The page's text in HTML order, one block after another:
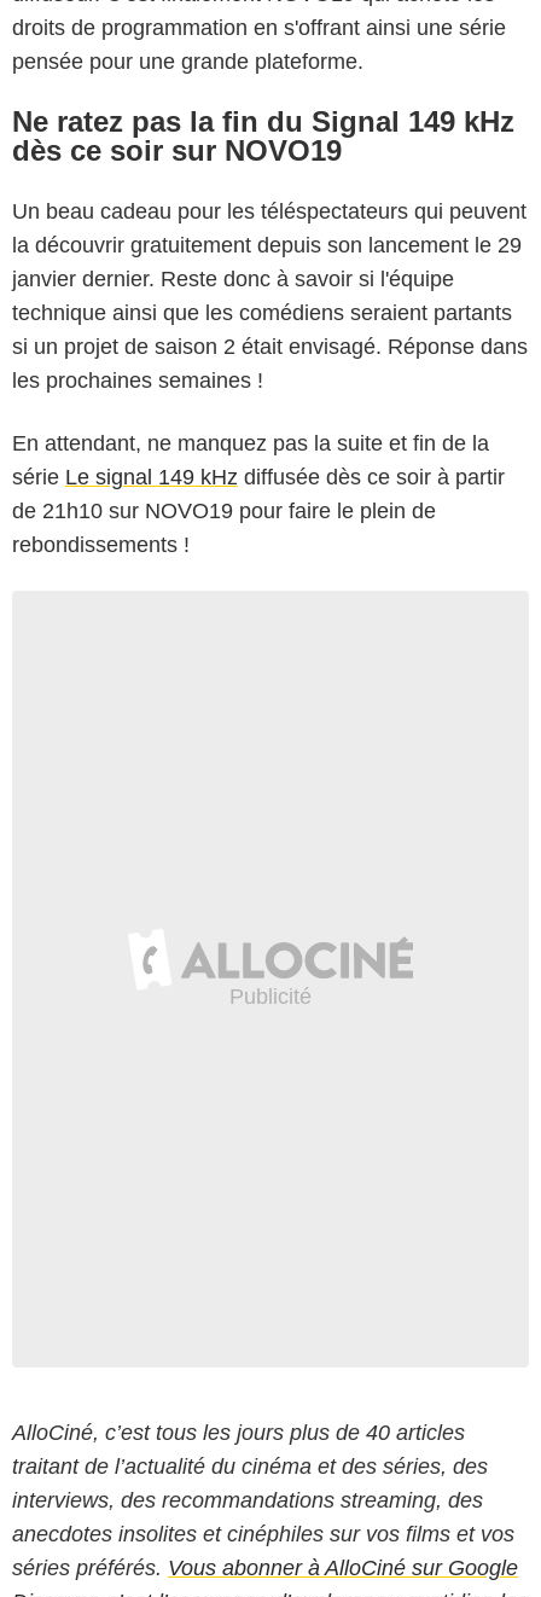
droits de programmation en s'offrant ainsi une série
pensée pour une grande plateforme.
Ne ratez pas la fin du Signal 149 kHz
dès ce soir sur NOVO19
Un beau cadeau pour les téléspectateurs qui peuvent
la découvrir gratuitement depuis son lancement le 29
janvier dernier. Reste donc à savoir si l'équipe
technique ainsi que les comédiens seraient partants
si un projet de saison 2 était envisagé. Réponse dans
les prochaines semaines !
En attendant, ne manquez pas la suite et fin de la
série Le signal 149 kHz diffusée dès ce soir à partir
de 21h10 sur NOVO19 pour faire le plein de
rebondissements !
AlloCiné, c’est tous les jours plus de 40 articles
traitant de l’actualité du cinéma et des séries, des
interviews, des recommandations streaming, des
anecdotes insolites et cinéphiles sur vos films et vos
séries préférés. Vous abonner à AlloCiné sur Google